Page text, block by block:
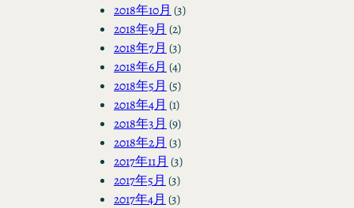
2018年10月 (3)
2018年9月 (2)
2018年7月 (3)
2018年6月 (4)
2018年5月 (5)
2018年4月 (1)
2018年3月 (9)
2018年2月 (3)
2017年11月 (3)
2017年5月 (3)
2017年4月 (3)